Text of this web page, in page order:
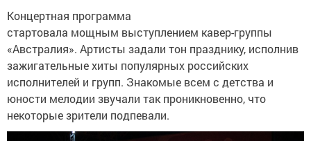
Концертная программа
стартовала мощным выступлением кавер-группы
«Австралия». Артисты задали тон празднику, исполнив
зажигательные хиты популярных российских
исполнителей и групп. Знакомые всем с детства и
юности мелодии звучали так проникновенно, что
некоторые зрители подпевали.